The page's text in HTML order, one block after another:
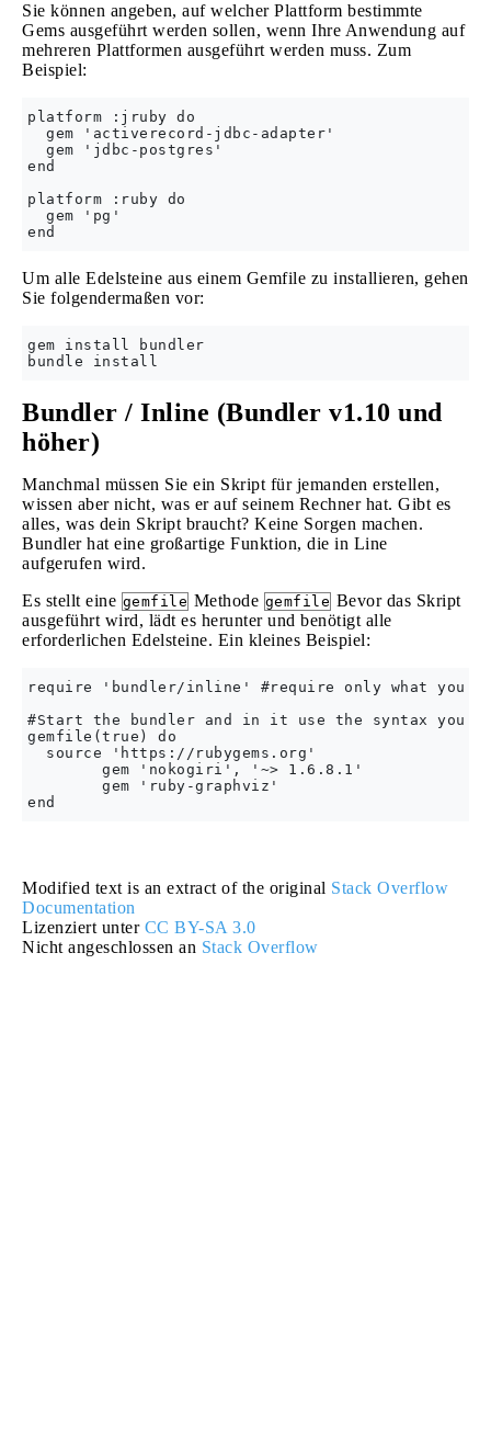
Sie können angeben, auf welcher Plattform bestimmte
Gems ausgeführt werden sollen, wenn Ihre Anwendung auf
mehreren Plattformen ausgeführt werden muss. Zum
Beispiel:
platform :jruby do
  gem 'activerecord-jdbc-adapter'
  gem 'jdbc-postgres'
end
platform :ruby do
  gem 'pg'
Um alle Edelsteine ​​aus einem Gemfile zu installieren, gehen
Sie folgendermaßen vor:
gem install bundler
Bundler / Inline (Bundler v1.10 und
höher)
Manchmal müssen Sie ein Skript für jemanden erstellen,
wissen aber nicht, was er auf seinem Rechner hat. Gibt es
alles, was dein Skript braucht? Keine Sorgen machen.
Bundler hat eine großartige Funktion, die in Line
aufgerufen wird.
Es stellt eine gemfile Methode gemfile Bevor das Skript
ausgeführt wird, lädt es herunter und benötigt alle
erforderlichen Edelsteine. Ein kleines Beispiel:
require 'bundler/inline' #require only what you
#Start the bundler and in it use the syntax you
gemfile(true) do
  source 'https://rubygems.org'
        gem 'nokogiri', '~> 1.6.8.1'
        gem 'ruby-graphviz'
Modified text is an extract of the original Stack Overflow
Documentation
Lizenziert unter CC BY-SA 3.0
Nicht angeschlossen an Stack Overflow